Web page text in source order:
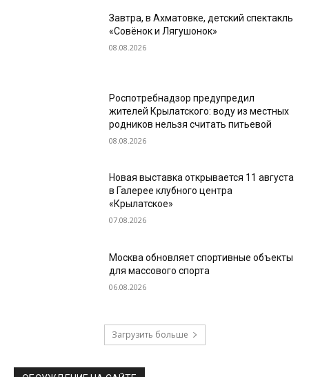
Завтра, в Ахматовке, детский спектакль
«Совёнок и Лягушонок»
08.08.2026
Роспотребнадзор предупредил
жителей Крылатского: воду из местных
родников нельзя считать питьевой
08.08.2026
Новая выставка открывается 11 августа
в Галерее клубного центра
«Крылатское»
07.08.2026
Москва обновляет спортивные объекты
для массового спорта
06.08.2026
Загрузить больше